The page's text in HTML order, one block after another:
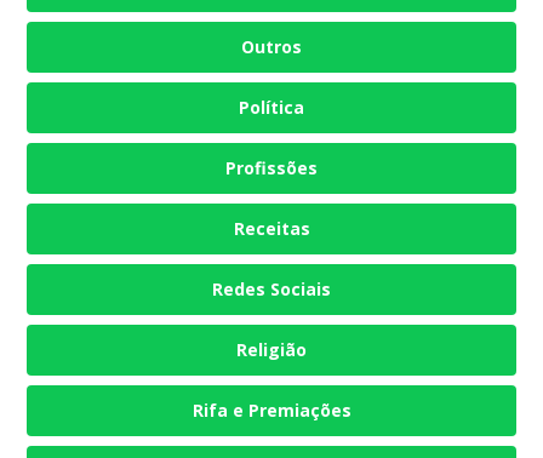
Outros
Política
Profissões
Receitas
Redes Sociais
Religião
Rifa e Premiações